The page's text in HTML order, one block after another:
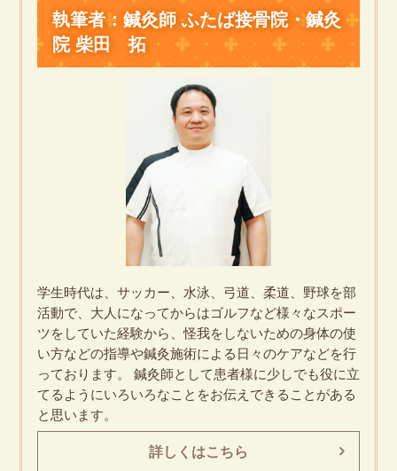
執筆者：鍼灸師 ふたば接骨院・鍼灸
院 柴田 拓
学生時代は、サッカー、水泳、弓道、柔道、野球を部
活動で、大人になってからはゴルフなど様々なスポー
ツをしていた経験から、怪我をしないための身体の使
い方などの指導や鍼灸施術による日々のケアなどを行
っております。 鍼灸師として患者様に少しでも役に立
てるようにいろいろなことをお伝えできることがある
と思います。
詳しくはこちら